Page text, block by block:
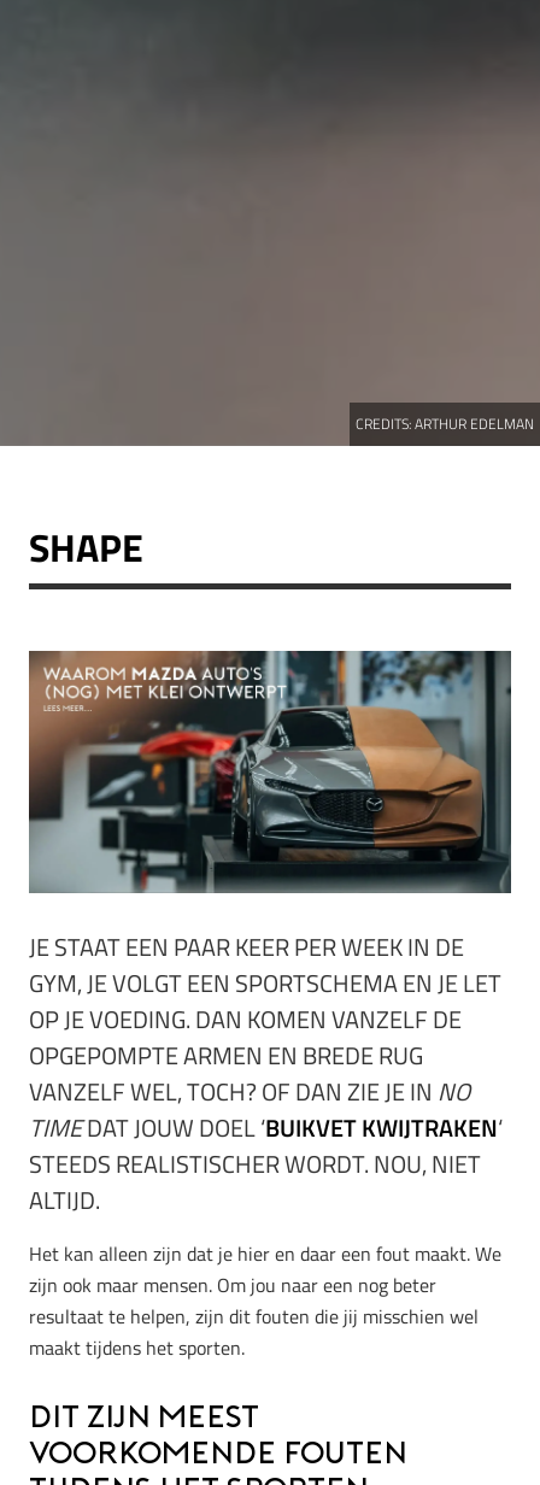
CREDITS:ARTHUR EDELMAN
SHAPE
JE STAAT EEN PAAR KEER PER WEEK IN DE
GYM, JE VOLGT EEN SPORTSCHEMA EN JE LET
OP JE VOEDING. DAN KOMEN VANZELF DE
OPGEPOMPTE ARMEN EN BREDE RUG
VANZELF WEL, TOCH? OF DAN ZIE JE IN NO
TIMEDAT JOUW DOEL ‘BUIKVET KWIJTRAKEN‘
STEEDS REALISTISCHER WORDT. NOU, NIET
ALTIJD.
Het kan alleen zijn dat je hier en daar een fout maakt. We
zijn ook maar mensen. Om jou naar een nog beter
resultaat te helpen, zijn dit fouten die jij misschien wel
maakt tijdens het sporten.
Dit zijn meest
voorkomende fouten